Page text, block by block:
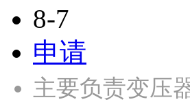
8-7
申请
主要负责变压